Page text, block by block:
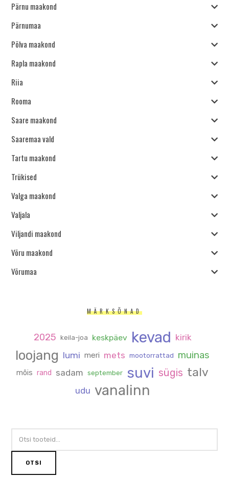
Pärnu maakond
Pärnumaa
Põlva maakond
Rapla maakond
Riia
Rooma
Saare maakond
Saaremaa vald
Tartu maakond
Trükised
Valga maakond
Valjala
Viljandi maakond
Võru maakond
Võrumaa
MÄRKSÕNAD
2025 keila-joa keskpäev kevad kirik
loojang lumi meri mets mootorrattad muinas
mõis rand sadam september suvi sügis talv
udu vanalinn
OTSI